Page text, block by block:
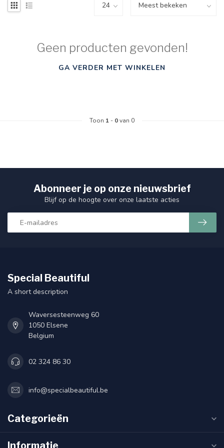
Geen producten gevonden!
GA VERDER MET WINKELEN
Toon 1 - 0van 0
Abonneer je op onze nieuwsbrief
Blijf op de hoogte over onze laatste acties
Special Beautiful
A short description
Waversesteenweg 60
1050 Elsene
Belgium
02 324 86 30
info@specialbeautiful.be
Categorieën
Informatie